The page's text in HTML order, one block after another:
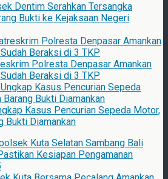
Dentim Serahkan Tersangka
Bukti ke Kejaksaan Negeri
Polresta Denpasar Amankan
Beraksi di 3 TKP
Kasus Pencurian Sepeda Motor,
Bukti Diamankan
Kuta Selatan Sambang Bali
Kesiapan Pengamanan